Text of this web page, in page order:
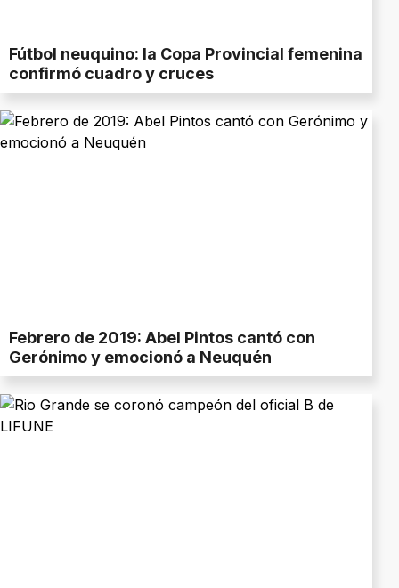
Fútbol neuquino: la Copa Provincial femenina
confirmó cuadro y cruces
Febrero de 2019: Abel Pintos cantó con
Gerónimo y emocionó a Neuquén